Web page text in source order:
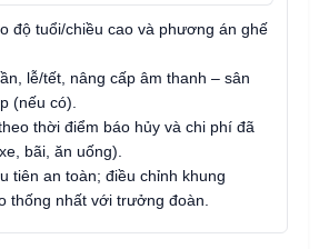
độ tuổi/chiều cao và phương án ghế
lễ/tết, nâng cấp âm thanh – sân
(nếu có).
thời điểm báo hủy và chi phí đã
bãi, ăn uống).
tiên an toàn; điều chỉnh khung
thống nhất với trưởng đoàn.